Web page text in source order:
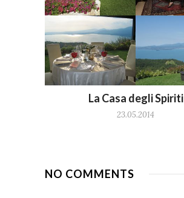
La Casa degli Spiriti
23.05.2014
NO COMMENTS